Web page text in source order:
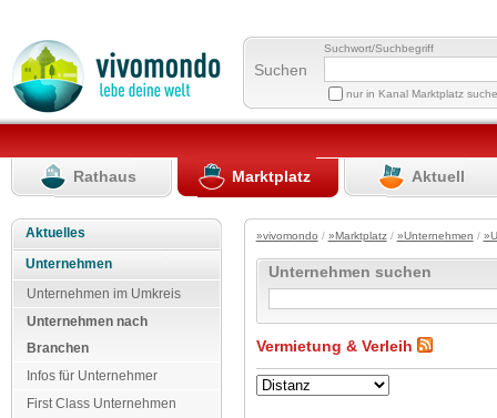
Suchen
Suchwort/Suchbegriff
nur in Kanal Marktplatz
Rathaus Marktplatz Aktuell
Aktuelles
Unternehmen
Unternehmen im Umkreis
Unternehmen nach
Branchen
Infos für Unternehmer
First Class Unternehmen
»vivomondo / »Marktplatz/ »Unternehmen /
Unternehmen suchen
Vermietung & Verleih